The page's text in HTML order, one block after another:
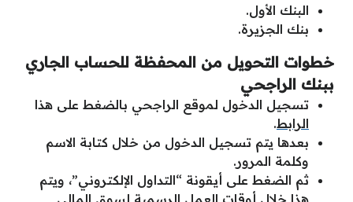
البنك الأول.
بنك الجزيرة.
خطوات التحويل من المحفظة للحساب الجاري
ببنك الراجحي
تسجيل الدخول لموقع الراجحي بالضغط على هذا
الرابط.
بعدها يتم تسجيل الدخول من خلال كتابة الاسم
وكلمة المرور.
ثم الضغط على أيقونة “التداول الإلكتروني”، ويتم
هذا خلال أوقات العمل الرسمية لسوق المالي